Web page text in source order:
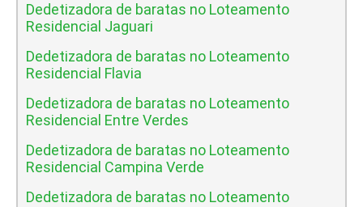
Dedetizadora de baratas no Loteamento
Residencial Jaguari
Dedetizadora de baratas no Loteamento
Residencial Flavia
Dedetizadora de baratas no Loteamento
Residencial Entre Verdes
Dedetizadora de baratas no Loteamento
Residencial Campina Verde
Dedetizadora de baratas no Loteamento